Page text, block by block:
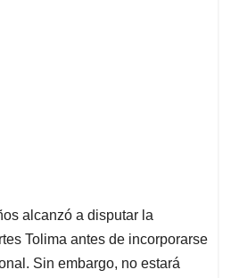
alcanzó a disputar la
Tolima antes de incorporarse
Sin embargo, no estará